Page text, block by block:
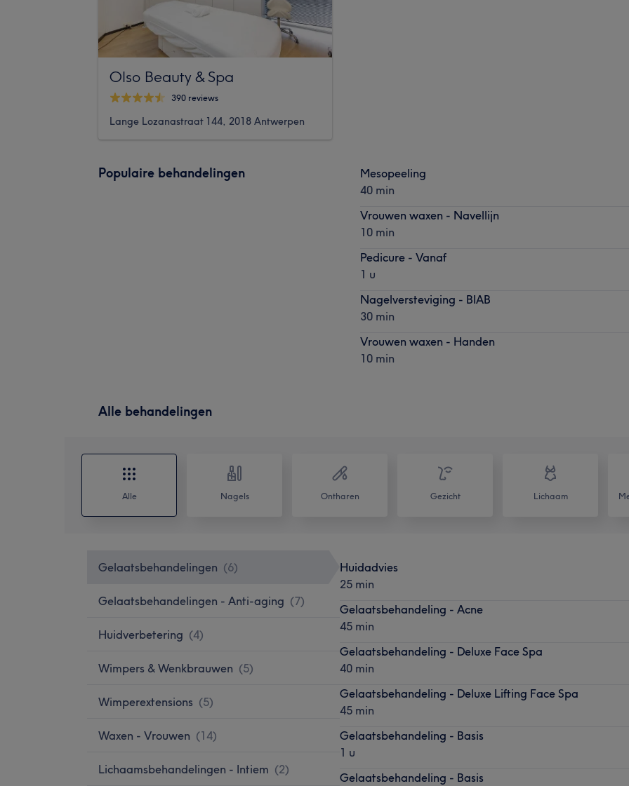
Olso Beauty & Spa
390 reviews
Lange Lozanastraat 144, 2018 Antwerpen
Populaire behandelingen
Mesopeeling
40 min
Vrouwen waxen - Navellijn
10 min
Pedicure - Vanaf
1 u
Nagelversteviging - BIAB
30 min
Vrouwen waxen - Handen
10 min
Alle behandelingen
Alle Nagels Ontharen Gezicht Lichaam
Gelaatsbehandelingen (6)
Gelaatsbehandelingen - Anti-aging (7)
Huidverbetering (4)
Wimpers & Wenkbrauwen (5)
Wimperextensions (5)
Waxen - Vrouwen (14)
Lichaamsbehandelingen - Intiem (2)
Huidadvies
25 min
Gelaatsbehandeling - Acne
45 min
Gelaatsbehandeling - Deluxe Face Spa
40 min
Gelaatsbehandeling - Deluxe Lifting Face Spa
45 min
Gelaatsbehandeling - Basis
1 u
Gelaatsbehandeling - Basis